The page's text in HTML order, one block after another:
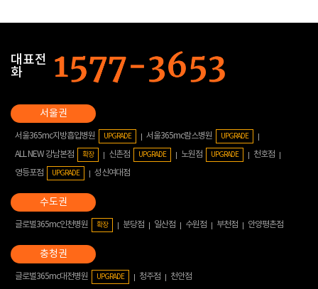
대표전
화
서울365mc지방흡입병원 UPGRADE 서울365mc람스병원 UPGRADE
ALL NEW 강남본점 확장 신촌점 UPGRADE 노원점 UPGRADE
천호점
영등포점
UPGRADE 성신여대점
글로벌365mc인천병원 확장 분당점 일산점 수원점 부천점 안양평촌점
글로벌365mc대전병원 UPGRADE 청주점 천안점